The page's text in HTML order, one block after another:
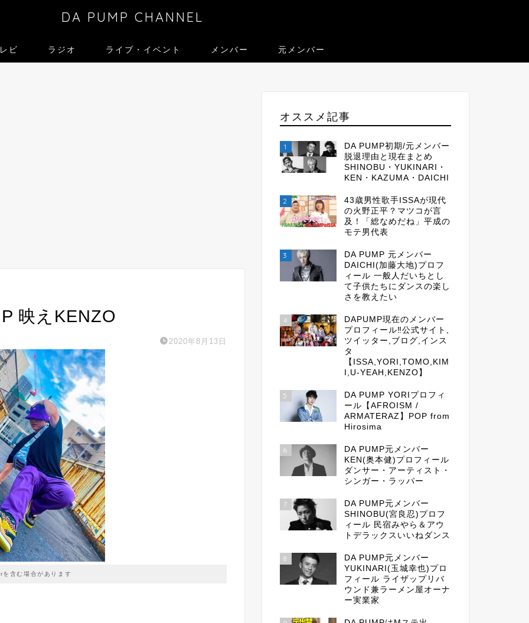
DA PUMP CHANNEL
ビ ラジオ ライブ・イベント メンバー 元メンバー
映えKENZO
2020年8月13日
を含む場合があります
オススメ記事
1
DA PUMP初期/元メンバー
脱退理由と現在まとめ
SHINOBU・YUKINARI・
KEN・KAZUMA・DAICHI
2
43歳男性歌手ISSAが現代
の火野正平？マツコが言
及！「総なめだね」平成の
モテ男代表
3
DA PUMP 元メンバー
DAICHI(加藤大地)プロフ
ィール 一般人だいちとし
て子供たちにダンスの楽し
さを教えたい
4
DAPUMP現在のメンバー
プロフィール‼公式サイト,
ツイッター,ブログ,インス
タ
【ISSA,YORI,TOMO,KIM
I,U-YEAH,KENZO】
5
DA PUMP YORIプロフィ
ール【AFROISM /
ARMATERAZ】POP from
Hirosima
6
DA PUMP元メンバー
KEN(奥本健)プロフィール
ダンサー・アーティスト・
シンガー・ラッパー
7
DA PUMP元メンバー
SHINOBU(宮良忍)プロフ
ィール 民宿みやら＆アウ
トデラックスいいねダンス
8
DA PUMP元メンバー
YUKINARI(玉城幸也)プロ
フィール ライザップリバ
ウンド兼ラーメン屋オーナ
ー実業家